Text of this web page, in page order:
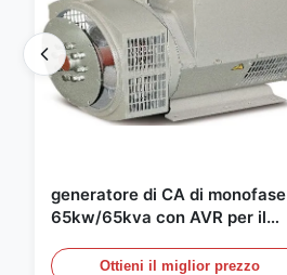
generatore di CA di monofase
65kw/65kva con AVR per il
Ottieni il miglior prezzo